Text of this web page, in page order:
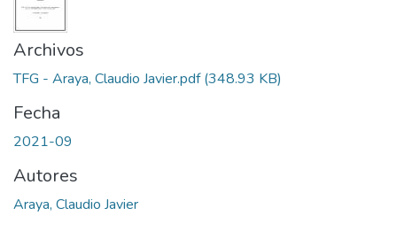
Archivos
TFG - Araya, Claudio Javier.pdf(348.93 KB)
Fecha
2021-09
Autores
Araya, Claudio Javier